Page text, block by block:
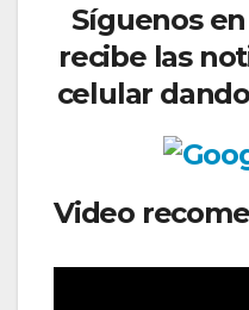
Síguenos
recibe las
celular
Video